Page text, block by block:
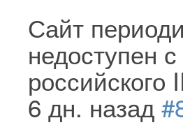
Сайт
недоступен с
российского
6 дн. назад